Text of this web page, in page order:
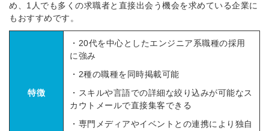
め、1人でも多くの求職者と直接出会う機会を求めている企業に
もおすすめです。
特徴
・20代を中心としたエンジニア系職種の採用
に強み
・2種の職種を同時掲載可能
・スキルや言語での詳細な絞り込みが可能なス
カウトメールで直接集客できる
・専門メディアやイベントとの連携により独自